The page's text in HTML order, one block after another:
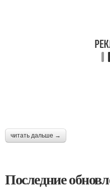
читать дальше →
Последние